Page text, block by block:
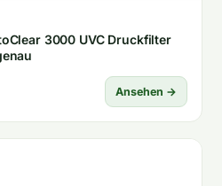
3000 UVC Druckfilter
Ansehen →